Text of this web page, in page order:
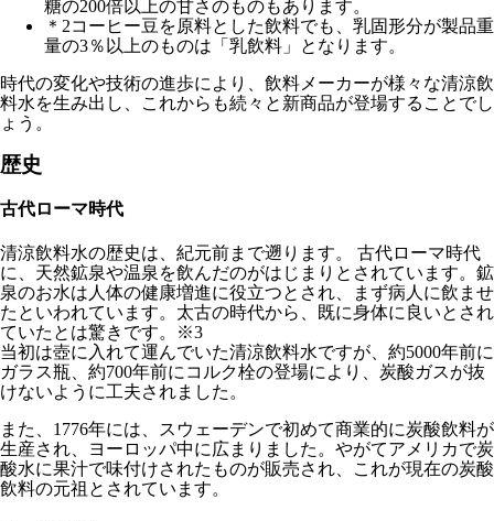
糖の200倍以上の甘さのものもあります。
＊2コーヒー豆を原料とした飲料でも、乳固形分が製品重
量の3％以上のものは「乳飲料」となります。
時代の変化や技術の進歩により、飲料メーカーが様々な清涼飲
料水を生み出し、これからも続々と新商品が登場することでし
ょう。
歴史
古代ローマ時代
清涼飲料水の歴史は、紀元前まで遡ります。 古代ローマ時代
に、天然鉱泉や温泉を飲んだのがはじまりとされています。鉱
泉のお水は人体の健康増進に役立つとされ、まず病人に飲ませ
たといわれています。太古の時代から、既に身体に良いとされ
ていたとは驚きです。※3
当初は壺に入れて運んでいた清涼飲料水ですが、約5000年前に
ガラス瓶、約700年前にコルク栓の登場により、炭酸ガスが抜
けないように工夫されました。
また、1776年には、スウェーデンで初めて商業的に炭酸飲料が
生産され、ヨーロッパ中に広まりました。やがてアメリカで炭
酸水に果汁で味付けされたものが販売され、これが現在の炭酸
飲料の元祖とされています。